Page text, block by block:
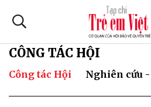
CÔNG TÁC HỘI
Công tác Hội Nghiên cứu